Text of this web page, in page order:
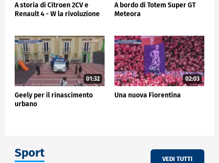
A storia di Citroen 2CV e
Renault 4 - W la rivoluzione
A bordo di Totem Super GT
Meteora
01:32
Geely per il rinascimento
urbano
02:03
Una nuova Fiorentina
Sport VEDI TUTTI